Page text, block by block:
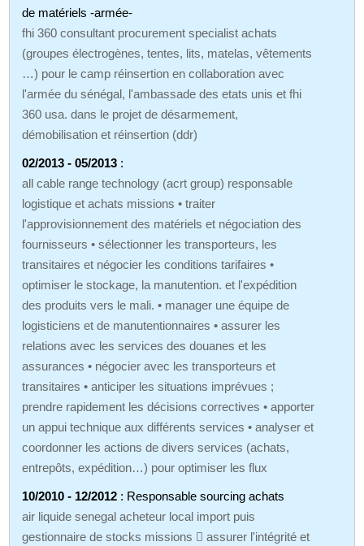
de matériels -armée-
fhi 360 consultant procurement specialist achats
(groupes électrogènes, tentes, lits, matelas, vêtements
…) pour le camp réinsertion en collaboration avec
l'armée du sénégal, l'ambassade des etats unis et fhi
360 usa. dans le projet de désarmement,
démobilisation et réinsertion (ddr)
02/2013 - 05/2013 :
all cable range technology (acrt group) responsable
logistique et achats missions • traiter
l'approvisionnement des matériels et négociation des
fournisseurs • sélectionner les transporteurs, les
transitaires et négocier les conditions tarifaires •
optimiser le stockage, la manutention. et l'expédition
des produits vers le mali. • manager une équipe de
logisticiens et de manutentionnaires • assurer les
relations avec les services des douanes et les
assurances • négocier avec les transporteurs et
transitaires • anticiper les situations imprévues ;
prendre rapidement les décisions correctives • apporter
un appui technique aux différents services • analyser et
coordonner les actions de divers services (achats,
entrepôts, expédition…) pour optimiser les flux
10/2010 - 12/2012 : Responsable sourcing achats
air liquide senegal acheteur local import puis
gestionnaire de stocks missions  assurer l'intégrité et